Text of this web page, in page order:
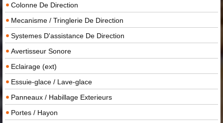
Colonne De Direction
Mecanisme / Tringlerie De Direction
Systemes D'assistance De Direction
Avertisseur Sonore
Eclairage (ext)
Essuie-glace / Lave-glace
Panneaux / Habillage Exterieurs
Portes / Hayon